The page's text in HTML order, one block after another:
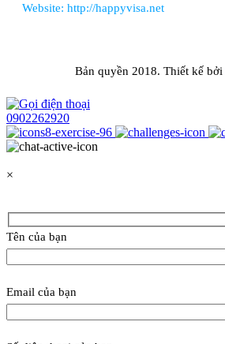
Website: http://happyvisa.net
Bản quyền 2018. Thiết kế bởi
0902262920
×
Tên của bạn
Email của bạn